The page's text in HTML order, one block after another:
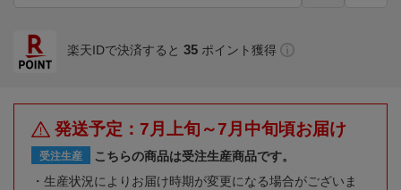
楽天IDで決済すると 35 ポイント獲得
発送予定：7月上旬～7月中旬頃お届け
受注生産
こちらの商品は受注生産商品です。
生産状況によりお届け時期が変更になる場合がございま